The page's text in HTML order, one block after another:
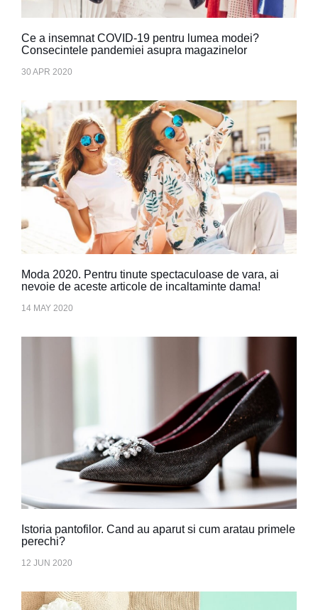
Ce a insemnat COVID-19 pentru lumea modei?
Consecintele pandemiei asupra magazinelor
30 APR 2020
Moda 2020. Pentru tinute spectaculoase de vara, ai
nevoie de aceste articole de incaltaminte dama!
14 MAY 2020
Istoria pantofilor. Cand au aparut si cum aratau primele
perechi?
12 JUN 2020